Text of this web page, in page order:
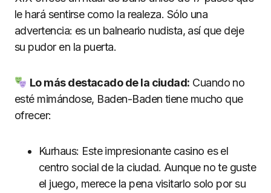
le hará sentirse como la realeza. Sólo una
advertencia: es un balneario nudista, así que deje
su pudor en la puerta.
Lo más destacado de la ciudad: Cuando no
esté mimándose, Baden-Baden tiene mucho que
ofrecer:
Kurhaus: Este impresionante casino es el
centro social de la ciudad. Aunque no te guste
el juego, merece la pena visitarlo solo por su